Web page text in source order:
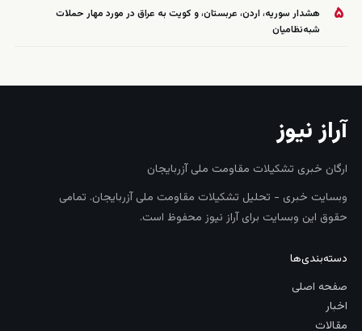
۵
هشدار سوریه، اردن، عربستان، و کویت به عراق در مورد مهار حملات
شبه‌نظامیان
آراز نیوز
ارگان خبری تشکیلات مقاومت ملی آزربایجان
وبسایت خبری - تحلیل تشکیلات مقاومت ملی آزربایجان. تمامی
حقوق این وبسایت برای آراز نیوز محفوظ است.
دسته‌بندی‌ها
صفحه اصلی
اخبار
مقالات